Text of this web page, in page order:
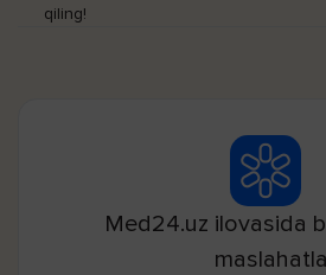
qiling!
Med24.uz ilovasida